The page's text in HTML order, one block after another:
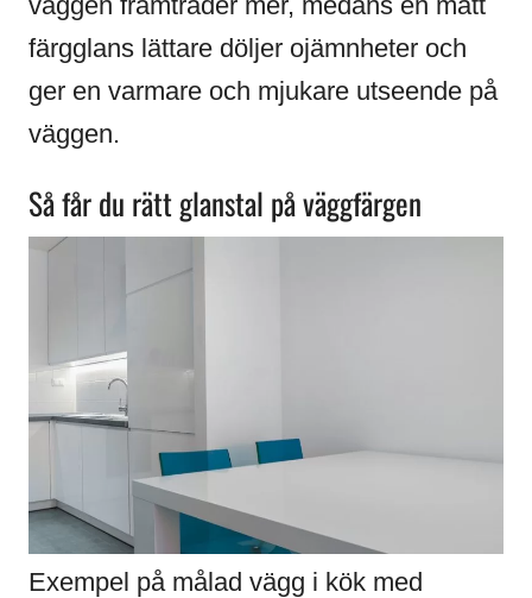
färgglans lättare döljer ojämnheter och
ger en varmare och mjukare utseende på
väggen.
Så får du rätt glanstal på väggfärgen
Exempel på målad vägg i kök med